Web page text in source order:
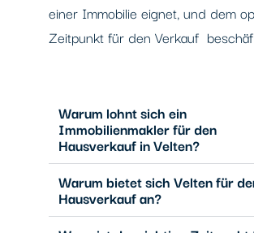
einer Immobilie eignet, und dem
Zeitpunkt für den Verkauf
Warum lohnt sich ein
Immobilienmakler für den
Hausverkauf in Velten?
Warum bietet sich Velten für
Hausverkauf an?